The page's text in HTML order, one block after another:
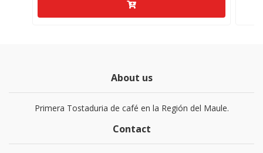
About us
Primera Tostaduria de café en la Región del Maule.
Contact